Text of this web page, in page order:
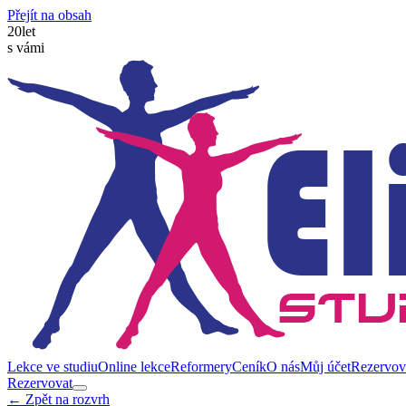
Přejít na obsah
20let
s vámi
Lekce ve studiuOnline lekceReformeryCeníkO násMůj účet
Rezervovat
← Zpět na rozvrh